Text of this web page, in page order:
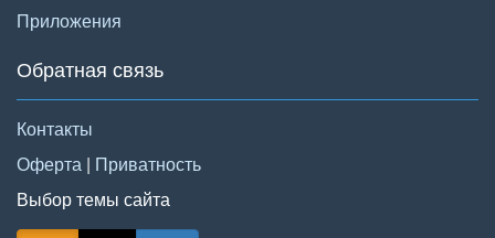
Приложения
Обратная связь
Контакты
Оферта | Приватность
Выбор темы сайта